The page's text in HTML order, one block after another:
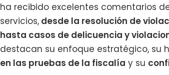
ha recibido excelentes comentarios
servicios, desde la resolución de
hasta casos de delicuencia y
destacan su enfoque estratégico, su
en las pruebas de la fiscalía y su